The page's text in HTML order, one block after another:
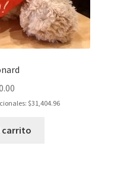
$31,404.96
carrito